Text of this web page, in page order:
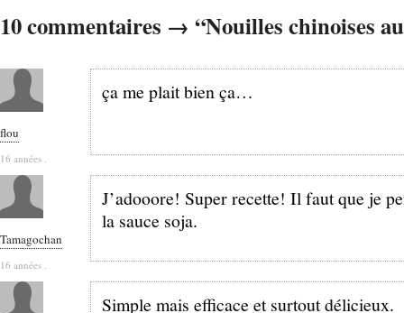
10 commentaires → “Nouilles chinoises
flou
16 années .
ça me plait bien ça…
Tamagochan
16 années .
J’adooore! Super recette! Il faut que je
la sauce soja.
Simple mais efficace et surtout délicieux.